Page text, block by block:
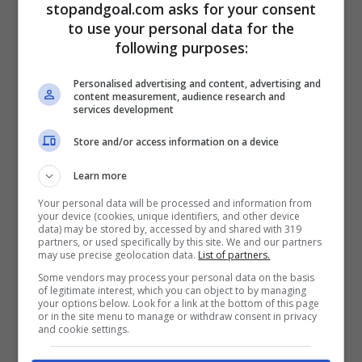
Torino e la società è pronta ad annunciare
per accontentare il tecnico. Pace
fatta tra l’allenatore e il direttore sportivo
Vagnati. Cairo ha già parlato e confermato
tutte le parti in causa.
Il tecnico però non vuole accontentarsi e
chiede alla società di alzare l’asticella in
vista del prossimo anno che è alle porte. Il
primo obiettivo ora è battere il Palermo e
avanzare in Coppa Italia. Sono andati via
Belotti, Bremer, Mandragora, Pobega,
Praet, Brekalo e altri giocatori funzionali al
stopandgoal.com asks for your consent
to use your personal data for the
following purposes:
Personalised advertising and content, advertising and
content measurement, audience research and
services development
Store and/or access information on a device
Learn more
Your personal data will be processed and information from
your device (cookies, unique identifiers, and other device
data) may be stored by, accessed by and shared with 319
partners, or used specifically by this site. We and our partners
may use precise geolocation data. List of partners.
Some vendors may process your personal data on the basis
of legitimate interest, which you can object to by managing
your options below. Look for a link at the bottom of this page
or in the site menu to manage or withdraw consent in privacy
and cookie settings.